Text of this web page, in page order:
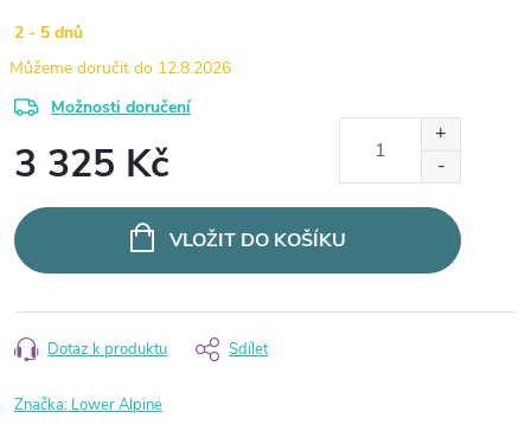
2 - 5 dnů
12.8.2026
Možnosti doručení
3 325 Kč
cena:
VLOŽIT DO KOŠÍKU
Dotaz k produktu Sdílet
Značka: Lower Alpine